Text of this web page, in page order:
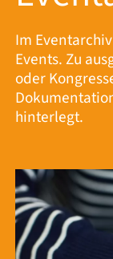
Im
Events. Zu
oder
hinterlegt.